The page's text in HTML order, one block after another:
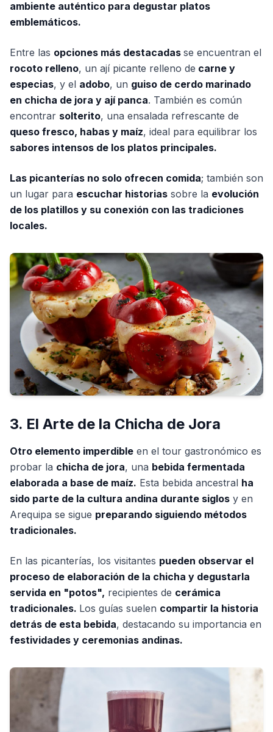
ambiente auténtico para degustar platos
emblemáticos.
Entre las opciones más destacadas se encuentran el
rocoto relleno, un ají picante relleno de carne y
especias, y el adobo, un guiso de cerdo marinado
en chicha de jora y ají panca. También es común
encontrar solterito, una ensalada refrescante de
queso fresco, habas y maíz, ideal para equilibrar los
sabores intensos de los platos principales.
Las picanterías no solo ofrecen comida; también son
un lugar para escuchar historias sobre la evolución
de los platillos y su conexión con las tradiciones
locales.
3. El Arte de la Chicha de Jora
Otro elemento imperdible en el tour gastronómico es
probar la chicha de jora, una bebida fermentada
elaborada a base de maíz. Esta bebida ancestral ha
sido parte de la cultura andina durante siglos y en
Arequipa se sigue preparando siguiendo métodos
tradicionales.
En las picanterías, los visitantes pueden observar el
proceso de elaboración de la chicha y degustarla
servida en "potos", recipientes de cerámica
tradicionales. Los guías suelen compartir la historia
detrás de esta bebida, destacando su importancia en
festividades y ceremonias andinas.